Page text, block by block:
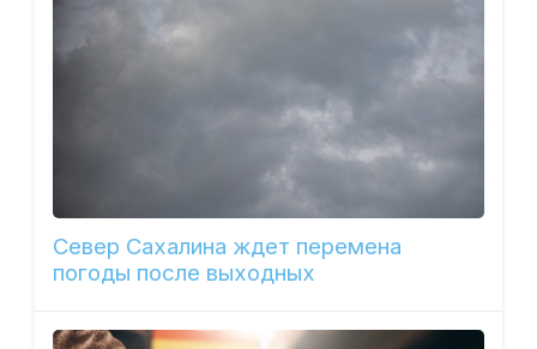
Север Сахалина ждет перемена
погоды после выходных